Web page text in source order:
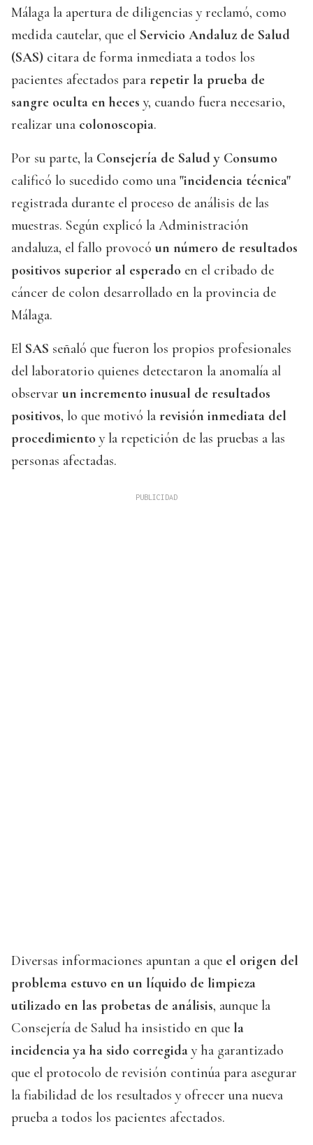
Málaga la apertura de diligencias y reclamó, como
medida cautelar, que el Servicio Andaluz de Salud
(SAS) citara de forma inmediata a todos los
pacientes afectados para repetir la prueba de
sangre oculta en heces y, cuando fuera necesario,
realizar una colonoscopia.
Por su parte, la Consejería de Salud y Consumo
calificó lo sucedido como una "incidencia técnica"
registrada durante el proceso de análisis de las
muestras. Según explicó la Administración
andaluza, el fallo provocó un número de resultados
positivos superior al esperado en el cribado de
cáncer de colon desarrollado en la provincia de
Málaga.
El SAS señaló que fueron los propios profesionales
del laboratorio quienes detectaron la anomalía al
observar un incremento inusual de resultados
positivos, lo que motivó la revisión inmediata del
procedimiento y la repetición de las pruebas a las
personas afectadas.
Diversas informaciones apuntan a que el origen del
problema estuvo en un líquido de limpieza
utilizado en las probetas de análisis, aunque la
Consejería de Salud ha insistido en que la
incidencia ya ha sido corregida y ha garantizado
que el protocolo de revisión continúa para asegurar
la fiabilidad de los resultados y ofrecer una nueva
prueba a todos los pacientes afectados.